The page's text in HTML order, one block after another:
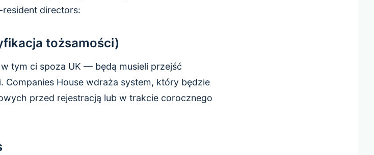
directors:
tożsamości)
tym ci spoza UK — będą musieli przejść
House wdraża system, który będzie
przed rejestracją lub w trakcie corocznego